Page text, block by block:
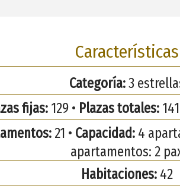
Características
Categoría:3
fijas: 129 • Plazas totales:
21 • Capacidad: 4
apartamentos: 2
Habitaciones:42